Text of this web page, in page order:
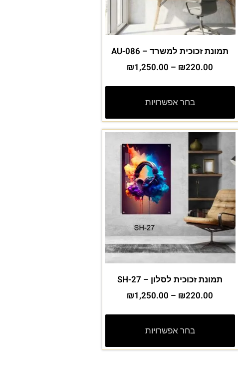
תמונת זכוכית למשרד – AU-086
₪220.00
–
₪1,250.00
בחר אפשרויות
תמונת זכוכית לסלון – SH-27
₪220.00
–
₪1,250.00
בחר אפשרויות